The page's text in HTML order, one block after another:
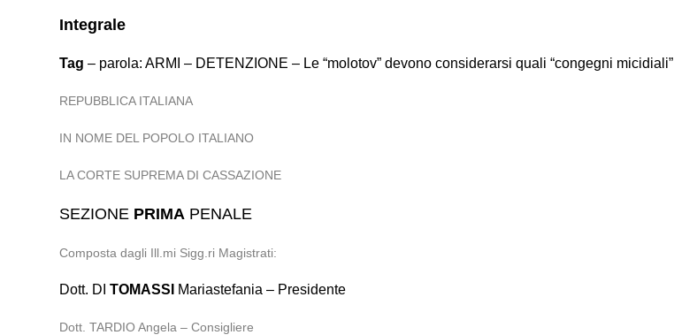
Integrale
Tag – parola: ARMI – DETENZIONE – Le “molotov” devono considerarsi quali “congegni micidiali”
REPUBBLICA ITALIANA
IN NOME DEL POPOLO ITALIANO
LA CORTE SUPREMA DI CASSAZIONE
SEZIONE PRIMA PENALE
Composta dagli Ill.mi Sigg.ri Magistrati:
Dott. DITOMASSI Mariastefania – Presidente
Dott. TARDIO Angela – Consigliere